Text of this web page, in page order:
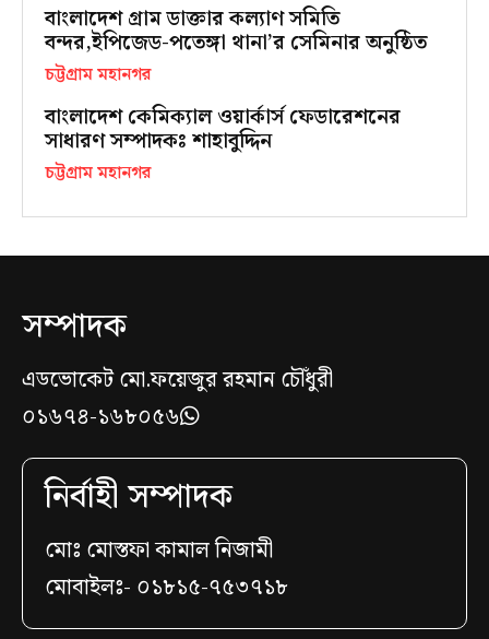
বাংলাদেশ গ্রাম ডাক্তার কল্যাণ সমিতি
বন্দর,ইপিজেড-পতেঙ্গা থানা’র সেমিনার অনুষ্ঠিত
চট্টগ্রাম মহানগর
বাংলাদেশ কেমিক্যাল ওয়ার্কার্স ফেডারেশনের
সাধারণ সম্পাদকঃ শাহাবুদ্দিন
চট্টগ্রাম মহানগর
সম্পাদক
এডভোকেট মো.ফয়েজুর রহমান চৌঁধুরী
০১৬৭৪-১৬৮০৫৬
নির্বাহী সম্পাদক
মোঃ মোস্তফা কামাল নিজামী
মোবাইলঃ- ০১৮১৫-৭৫৩৭১৮